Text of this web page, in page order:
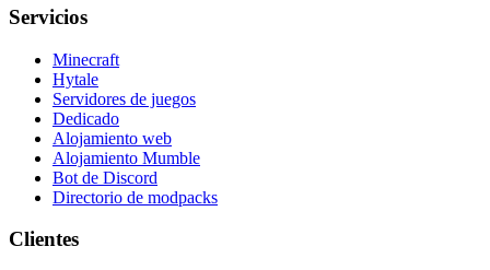
Servicios
Minecraft
Hytale
Servidores de juegos
Dedicado
Alojamiento web
Alojamiento Mumble
Bot de Discord
Directorio de modpacks
Clientes